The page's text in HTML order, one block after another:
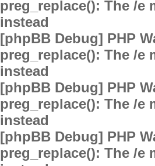
preg_replace(): The /
instead
[phpBB Debug] PHP
preg_replace(): The /
instead
[phpBB Debug] PHP
preg_replace(): The /
instead
[phpBB Debug] PHP
preg_replace(): The /